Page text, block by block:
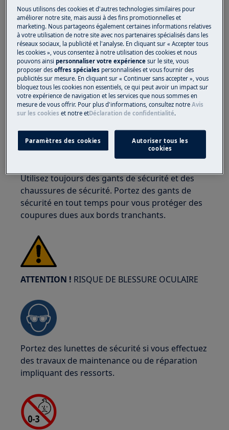
ATTENTION !RISQUE DE BLESSURE
Faites toujours attention lorsque vous déplacez
des appareils. Pour les appareils lourds, il est
Utilisez toujours des gants de sécurité et des
chaussures de sécurité. Portez des gants de
sécurité en tout temps pour vous protéger des
coupures dues aux bords tranchants.
ATTENTION ! RISQUE DE BLESSURE OCULAIRE
Portez des lunettes de sécurité si vous effectuez
des travaux de maintenance ou de réparation
impliquant des ressorts.
Nous utilisons des cookies et d'autres technologies similaires pour
améliorer notre site, mais aussi à des fins promotionnelles et
marketing. Nous partageons également certaines informations relatives
à votre utilisation de notre site avec nos partenaires spécialisés dans les
réseaux sociaux, la publicité et l'analyse. En cliquant sur « Accepter tous
les cookies », vous consentez à notre utilisation des cookies et nous
pouvons ainsipersonnaliser votre expériencesur le site, vous
proposer desoffres spéciales personnalisées et vous fournir des
publicités sur mesure. En cliquant sur « Continuer sans accepter », vous
bloquez tous les cookies non essentiels, ce qui peut avoir un impact sur
votre expérience de navigation et les services que nous sommes en
mesure de vous offrir. Pour plus d'informations, consultez notreAvis
sur les cookies et notreetDéclaration de confidentialité.
Paramètres des cookies
Autoriser tous les
cookies